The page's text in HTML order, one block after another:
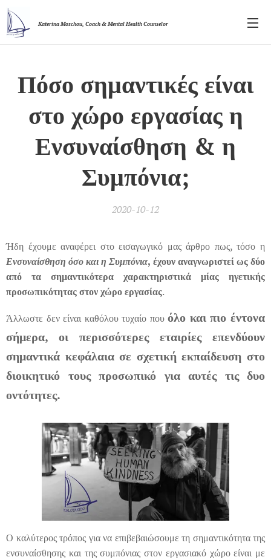
Katerina Moschou, Coach & Mental Health Counselor
Πόσο σημαντικές είναι
στο χώρο εργασίας η
Ενσυναίσθηση & η
Συμπόνια;
2020-10-12
Ήδη έχουμε αναφέρει στο εισαγωγικό μας άρθρο πως, τόσο η
Ενσυναίσθηση όσο και η Συμπόνια, έχουν αναγνωριστεί ως δύο
από τα σημαντικότερα χαρακτηριστικά μίας ηγετικής
προσωπικότητας στον χώρο εργασίας.
Άλλωστε δεν είναι καθόλου τυχαίο πουόλο και πιο έντονα
σήμερα, οι περισσότερες εταιρίες επενδύουν
σημαντικά κεφάλαια σε σχετική εκπαίδευση στο
διοικητικό τους προσωπικό για αυτές τις δυο
οντότητες.
Ο καλύτερος τρόπος για να επιβεβαιώσουμε τη σημαντικότητα της
ενσυναίσθησης και της συμπόνιας στον εργασιακό χώρο είναι με